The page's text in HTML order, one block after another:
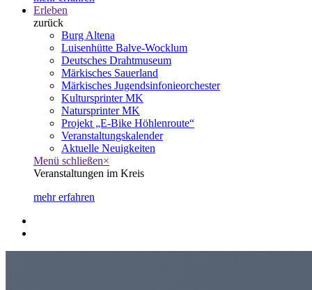
Erleben
zurück
Burg Altena
Luisenhütte Balve-Wocklum
Deutsches Drahtmuseum
Märkisches Sauerland
Märkisches Jugendsinfonieorchester
Kultursprinter MK
Natursprinter MK
Projekt „E-Bike Höhlenroute“
Veranstaltungskalender
Aktuelle Neuigkeiten
Menü schließen×
Veranstaltungen im Kreis
mehr erfahren